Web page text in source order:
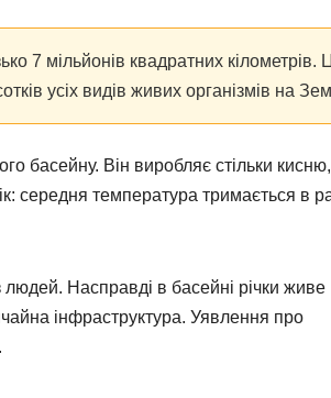
7 мільйонів квадратних кілометрів.
усіх видів живих організмів на
басейну. Він виробляє стільки
середня температура тримається в
Насправді в басейні річки живе
інфраструктура. Уявлення про